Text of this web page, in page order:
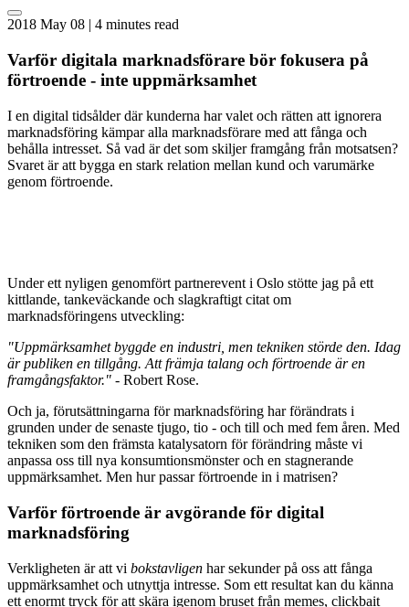
2018 May 08 | 4 minutes read
Varför digitala marknadsförare bör fokusera på
förtroende - inte uppmärksamhet
I en digital tidsålder där kunderna har valet och rätten att ignorera
marknadsföring kämpar alla marknadsförare med att fånga och
behålla intresset. Så vad är det som skiljer framgång från motsatsen?
Svaret är att bygga en stark relation mellan kund och varumärke
genom förtroende.
Under ett nyligen genomfört partnerevent i Oslo stötte jag på ett
kittlande, tankeväckande och slagkraftigt citat om
marknadsföringens utveckling:
"Uppmärksamhet byggde en industri, men tekniken störde den. Idag
är publiken en tillgång. Att främja talang och förtroende är en
framgångsfaktor." - Robert Rose.
Och ja, förutsättningarna för marknadsföring har förändrats i
grunden under de senaste tjugo, tio - och till och med fem åren. Med
tekniken som den främsta katalysatorn för förändring måste vi
anpassa oss till nya konsumtionsmönster och en stagnerande
uppmärksamhet. Men hur passar förtroende in i matrisen?
Varför förtroende är avgörande för digital
marknadsföring
Verkligheten är att vi bokstavligen har sekunder på oss att fånga
uppmärksamhet och utnyttja intresse. Som ett resultat kan du känna
ett enormt tryck för att skära igenom bruset från memes, clickbait